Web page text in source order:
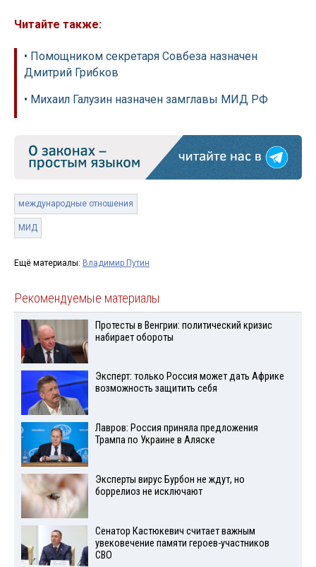
Читайте также:
• Помощником секретаря Совбеза назначен
Дмитрий Грибков
• Михаил Галузин назначен замглавы МИД РФ
международные отношения
МИД
Ещё материалы: Владимир Путин
Рекомендуемые материалы
Протесты в Венгрии: политический кризис
набирает обороты
Эксперт: только Россия может дать Африке
возможность защитить себя
Лавров: Россия приняла предложения
Трампа по Украине в Аляске
Эксперты вирус Бурбон не ждут, но
боррелиоз не исключают
Сенатор Кастюкевич считает важным
увековечение памяти героев-участников
СВО